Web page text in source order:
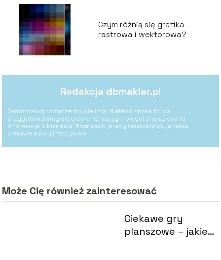
Czym różnią się grafika
rastrowa i wektorowa?
Redakcja dbmakler.pl
Samorozwój to nasze drugie imię, dlatego sprawdź, co
przygotowaliśmy dla Ciebie na naszym blogu! Znajdziesz tu
informacje o biznesie, finansach, pracy i marketingu, a także
ciekawe wpisy lifestylowe.
Może Cię również zainteresować
Ciekawe gry
planszowe – jakie